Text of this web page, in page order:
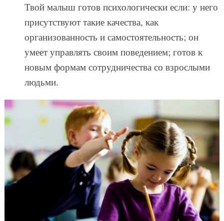
Твой малыш готов психологически если: у него
присутствуют такие качества, как
организованность и самостоятельность; он
умеет управлять своим поведением; готов к
новым формам сотрудничества со взрослыми
людьми.